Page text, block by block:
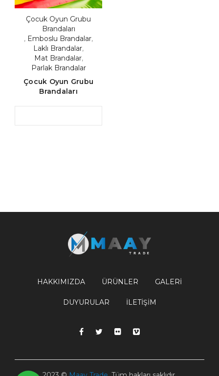
Çocuk Oyun Grubu
Brandaları
, Emboslu Brandalar,
Laklı Brandalar,
Mat Brandalar,
Parlak Brandalar
Çocuk Oyun Grubu
Brandaları
HAKKIMIZDA ÜRÜNLER GALERI
DUYURULAR İLETIŞIM